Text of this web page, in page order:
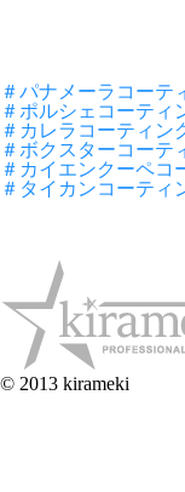
＃パナメーラコーテ
＃ポルシェコーティ
＃カレラコーティン
＃ボクスターコーテ
＃カイエンクーペコ
＃タイカンコーティ
© 2013 kirameki